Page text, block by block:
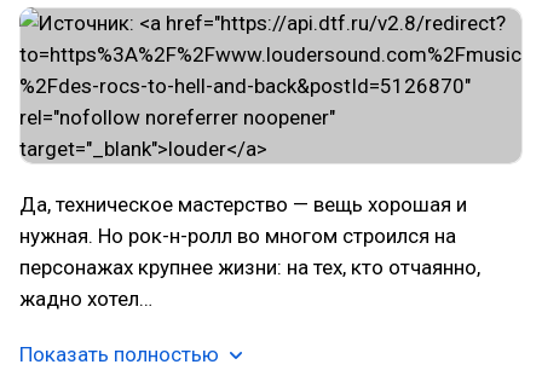
Да, техническое мастерство — вещь хорошая и
нужная. Но рок-н-ролл во многом строился на
персонажах крупнее жизни: на тех, кто отчаянно,
жадно хотел…
Показать полностью